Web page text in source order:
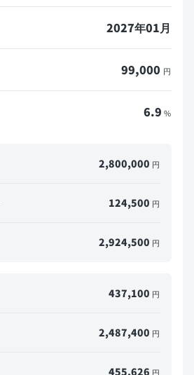
2027年01月
99,000 円
6.9 %
2,800,000 円
124,500 円
2,924,500 円
437,100 円
2,487,400 円
455,626 円